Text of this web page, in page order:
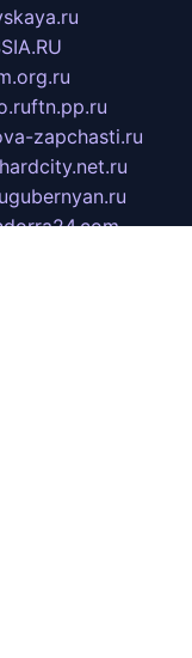
ftn.pp.ru
zapchasti.ru
hardcity.net.ru
gubernyan.ru